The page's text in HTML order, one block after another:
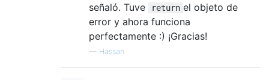
señaló. Tuve
return el objeto de
error y ahora funciona
perfectamente :) ¡Gracias!
— Hassan